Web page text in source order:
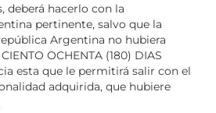
deberá hacerlo con la
pertinente, salvo que la
Argentina no hubiera
OCHENTA (180) DIAS
esta que le permitirá salir con el
adquirida, que hubiere